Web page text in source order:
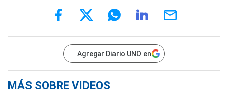
Agregar Diario UNO en
MÁS SOBRE VIDEOS